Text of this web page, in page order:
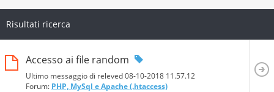
Risultati ricerca
Accesso ai file random
Ultimo messaggio di releved 08-10-2018 11.57.12
Forum: PHP, MySql e Apache (.htaccess)